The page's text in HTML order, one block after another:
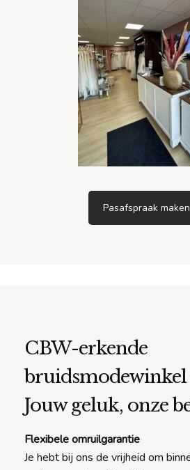
Pasafspraak maken
CBW-erkende
bruidsmodewinkel
Jouw geluk, onze
Flexibele omruilgarantie
Je hebt bij ons de vrijheid om